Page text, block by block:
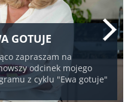
GOTUJE
zapraszam na
odcinek mojego
z cyklu "Ewa gotuje"